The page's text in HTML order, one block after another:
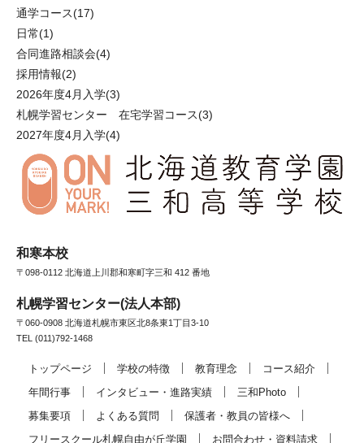
通学コース(17)
日常(1)
合同進路相談会(4)
採用情報(2)
2026年度4月入学(3)
札幌学習センター 在宅学習コース(3)
2027年度4月入学(4)
和寒本校
〒098-0112 北海道上川郡和寒町字三和 412 番地
札幌学習センター(法人本部)
〒060-0908 北海道札幌市東区北8条東1丁目3-10
TEL (011)792-1468
トップページ 学校の特徴 教育理念
コース紹介
年間行事
インタビュー・進路実績
三和Photo
募集要項
よくある質問
保護者・教員の皆様へ
フリースクール札幌自由が丘学園
お問合わせ・資料請求